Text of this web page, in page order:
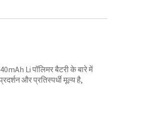
Li पॉलिमर बैटरी के बारे में
और प्रतिस्पर्धी मूल्य है,